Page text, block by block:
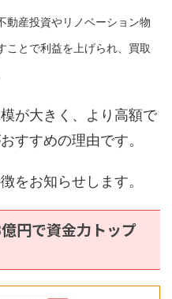
動産投資やリノベーション物
ことで利益を上げられ、買取
が大きく、より高額で
すすめの理由です。
をお知らせします。
円で資金力トップ